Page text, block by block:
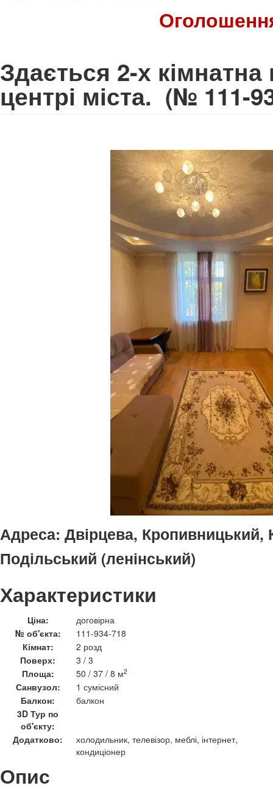
Здається 2-х
центрі міста. (№ 111-
Адреса: Двірцева, Кропивницький,
Подільський (ленінський)
Характеристики
Ціна:
договірна
№ об'єкта:
111-934-718
Кімнат:
2 розд
Поверх:
3 / 3
Площа:
50 / 37 / 8 м2
Санвузол:
1 сумісний
Балкон:
балкон
3D Тур по
об'єкту:
Додатково:
холодильник, телевізор, меблі, інтернет,
кондиціонер
Опис